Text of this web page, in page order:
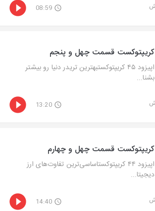
08:59
کریپتوکست قسمت چهل و پنجم
اپیزود ۴۵ کریپتوکستبهترین تریدر دنیا رو بیشتر
بشنا...
13:20
کریپتوکست قسمت چهل و چهارم
اپیزود ۴۴ کریپتوکستاساسی‌ترین تفاوت‌های ارز
دیجیتا...
14:40